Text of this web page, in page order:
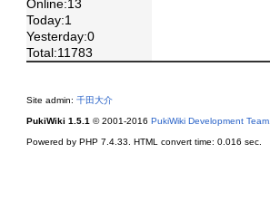
Online:13
Today:1
Yesterday:0
Total:11783
Site admin: 千田大介
PukiWiki 1.5.1 © 2001-2016 PukiWiki Development Team
Powered by PHP 7.4.33. HTML convert time: 0.016 sec.